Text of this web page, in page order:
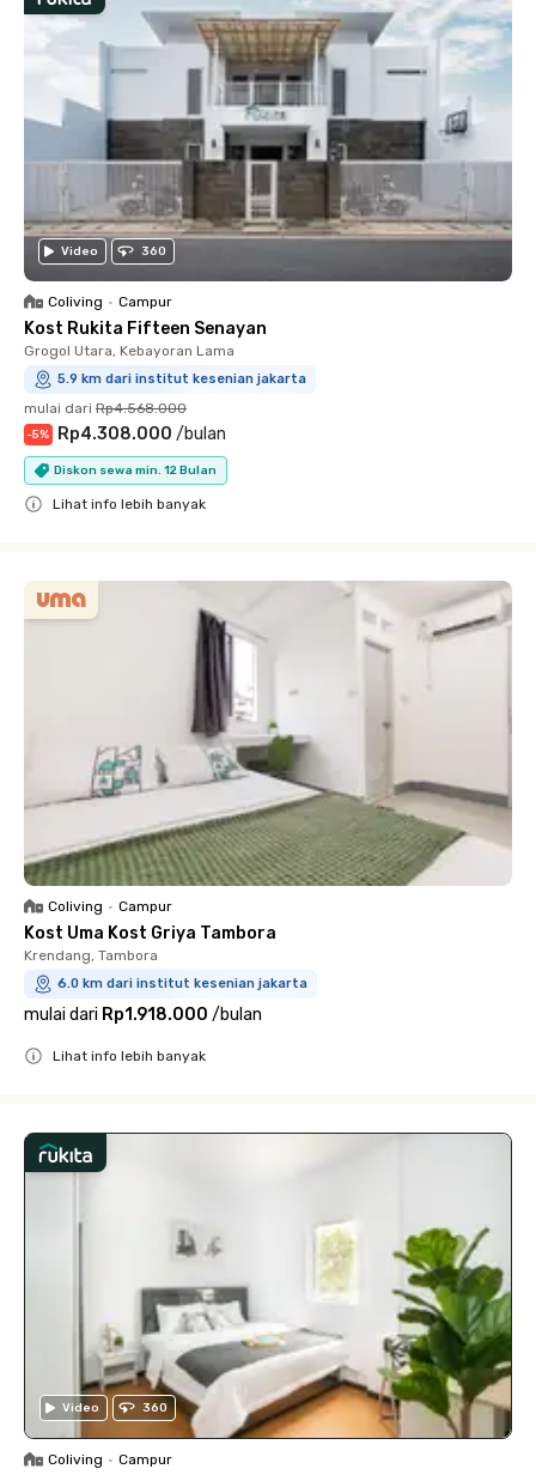
Video 360
Coliving • Campur
Kost Rukita Fifteen Senayan
Grogol Utara, Kebayoran Lama
5.9 km dari institut kesenian jakarta
mulai dari Rp4.568.000
-5% Rp4.308.000 /bulan
Diskon sewa min. 12 Bulan
Lihat info lebih banyak
Coliving • Campur
Kost Uma Kost Griya Tambora
Krendang, Tambora
6.0 km dari institut kesenian jakarta
mulai dari Rp1.918.000 /bulan
Lihat info lebih banyak
Video 360
Coliving • Campur